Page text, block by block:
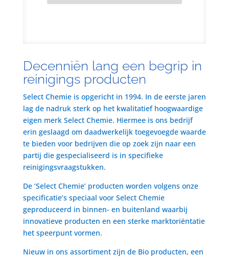
Decenniën lang een begrip in
reinigings producten
Select Chemie is opgericht in 1994. In de eerste jaren
lag de nadruk sterk op het kwalitatief hoogwaardige
eigen merk Select Chemie. Hiermee is ons bedrijf
erin geslaagd om daadwerkelijk toegevoegde waarde
te bieden voor bedrijven die op zoek zijn naar een
partij die gespecialiseerd is in specifieke
reinigingsvraagstukken.
De ‘Select Chemie’ producten worden volgens onze
specificatie’s speciaal voor Select Chemie
geproduceerd in binnen- en buitenland waarbij
innovatieve producten en een sterke marktoriëntatie
het speerpunt vormen.
Nieuw in ons assortiment zijn de Bio producten, een